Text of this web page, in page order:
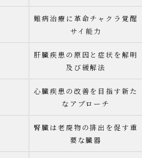
難病治療に革命チャクラ覚醒
サイ能力
肝臓疾患の原因と症状を解明
及び緩解法
心臓疾患の改善を目指す新た
なアプローチ
腎臓は老廃物の排出を促す重
要な臓器